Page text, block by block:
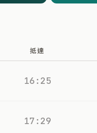
抵達
16:25
17:29